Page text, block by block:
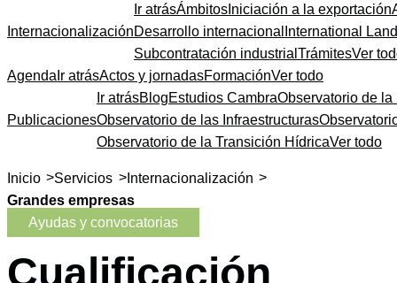
Internacionalización
Ir atrásÁmbitos Iniciación a la exportación
Desarrollo internacional International
Subcontratación industrial TrámitesVer
Agenda Ir atrásActos y jornadasFormaciónVer todo
Publicaciones
Ir atrásBlogEstudios CambraObservatorio de la
Observatorio de las Infraestructuras
Observatorio de la Transición HídricaVer todo
Inicio >Servicios >Internacionalización >
Grandes empresas
Ayudas y convocatorias
Cualificación